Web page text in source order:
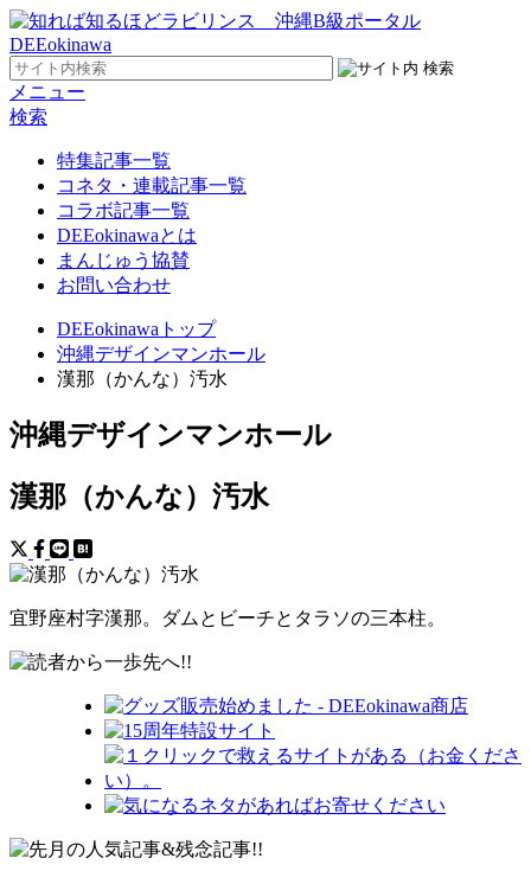
メニュー
検索
特集記事一覧
コネタ・連載記事一覧
コラボ記事一覧
DEEokinawaとは
まんじゅう協賛
お問い合わせ
DEEokinawaトップ
沖縄デザインマンホール
漢那（かんな）汚水
沖縄デザインマンホール
漢那（かんな）汚水
宜野座村字漢那。ダムとビーチとタラソの三本柱。